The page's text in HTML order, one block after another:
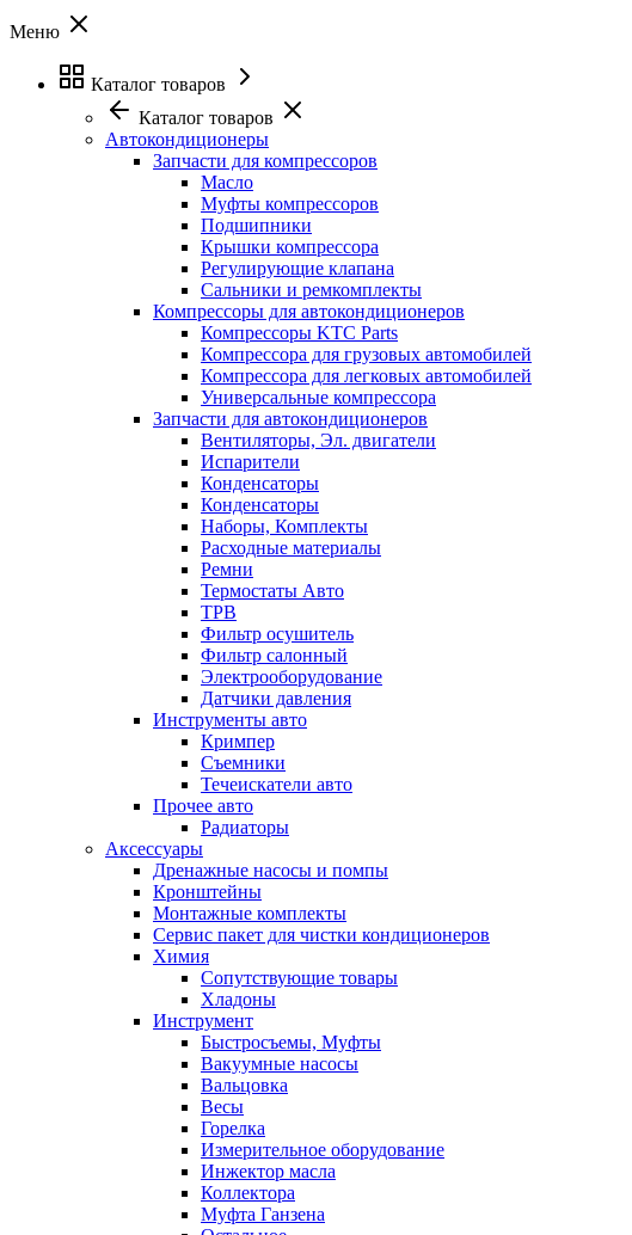
Меню
Каталог товаров
Каталог товаров
Автокондиционеры
Запчасти для компрессоров
Масло
Муфты компрессоров
Подшипники
Крышки компрессора
Регулирующие клапана
Сальники и ремкомплекты
Компрессоры для автокондиционеров
Компрессоры KTC Parts
Компрессора для грузовых автомобилей
Компрессора для легковых автомобилей
Универсальные компрессора
Запчасти для автокондиционеров
Вентиляторы, Эл. двигатели
Испарители
Конденсаторы
Конденсаторы
Наборы, Комплекты
Расходные материалы
Ремни
Термостаты Авто
ТРВ
Фильтр осушитель
Фильтр салонный
Электрооборудование
Датчики давления
Инструменты авто
Кримпер
Съемники
Течеискатели авто
Прочее авто
Радиаторы
Аксессуары
Дренажные насосы и помпы
Кронштейны
Монтажные комплекты
Сервис пакет для чистки кондиционеров
Химия
Сопутствующие товары
Хладоны
Инструмент
Быстросъемы, Муфты
Вакуумные насосы
Вальцовка
Весы
Горелка
Измерительное оборудование
Инжектор масла
Коллектора
Муфта Ганзена